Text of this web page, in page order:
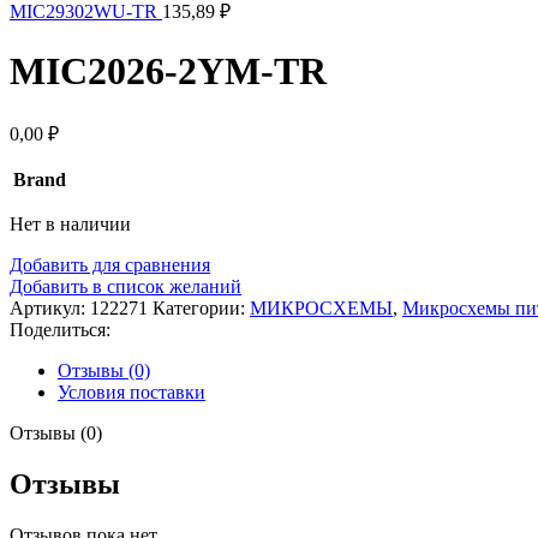
MIC29302WU-TR 135,89 ₽
MIC2026-2YM-TR
0,00 ₽
Brand
Нет в наличии
Добавить для сравнения
Добавить в список желаний
Артикул: 122271 Категории: МИКРОСХЕМЫ, Микросхемы
Поделиться:
Отзывы (0)
Условия поставки
Отзывы (0)
Отзывы